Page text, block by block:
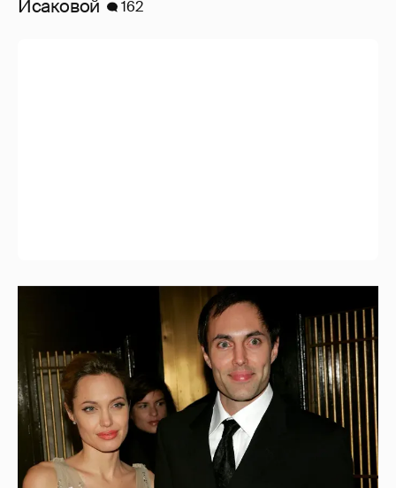
Исаковой
162
53-летний брат Анджелины Джоли
совершил каминг-аут* после развода с
женой
2